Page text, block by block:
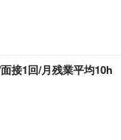
接1回/月残業平均10h